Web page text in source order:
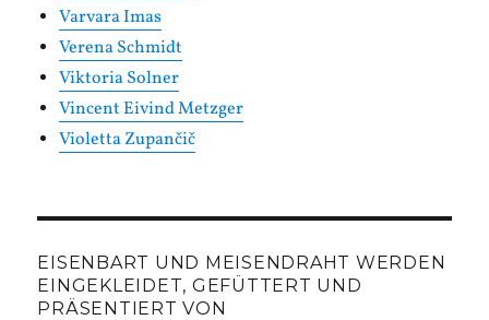
Varvara Imas
Verena Schmidt
Viktoria Solner
Vincent Eivind Metzger
Violetta Zupančič
EISENBART UND MEISENDRAHT WERDEN
EINGEKLEIDET, GEFÜTTERT UND
PRÄSENTIERT VON